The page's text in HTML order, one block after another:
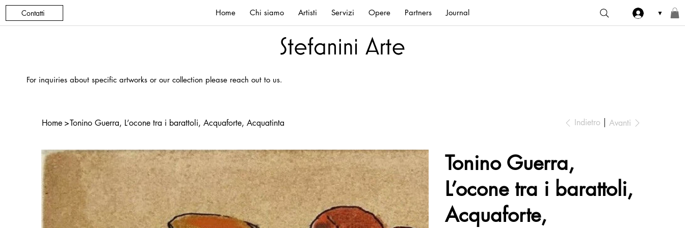
Contatti Home Chi siamo Artisti Servizi Opere Partners Journal ▼
For inquiries about specific artworks or our collection please reach out to us.
Home >Tonino Guerra, L’ocone tra i barattoli, Acquaforte, Acquatinta Indietro Avanti
Tonino Guerra,
L’ocone tra i barattoli,
Acquaforte,